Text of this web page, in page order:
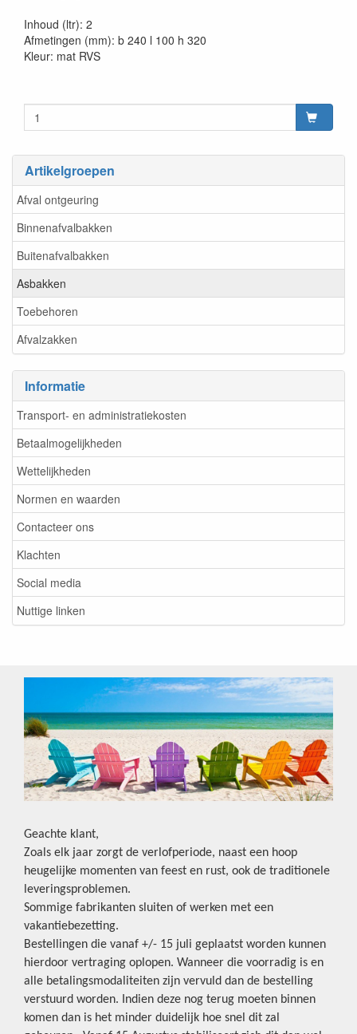
Artikelgroepen
Afval ontgeuring
Binnenafvalbakken
Buitenafvalbakken
Asbakken
Toebehoren
Afvalzakken
Informatie
Transport- en administratiekosten
Betaalmogelijkheden
Wettelijkheden
Normen en waarden
Contacteer ons
Klachten
Social media
Nuttige linken
Inhoud (ltr): 2
Afmetingen (mm): b 240 l 100 h 320
Kleur: mat RVS
Geachte klant,
Zoals elk jaar zorgt de verlofperiode, naast een hoop
heugelijke momenten van feest en rust, ook de traditionele
leveringsproblemen.
Sommige fabrikanten sluiten of werken met een
vakantiebezetting.
Bestellingen die vanaf +/- 15 juli geplaatst worden kunnen
hierdoor vertraging oplopen. Wanneer die voorradig is en
alle betalingsmodaliteiten zijn vervuld dan de bestelling
verstuurd worden. Indien deze nog terug moeten binnen
komen dan is het minder duidelijk hoe snel dit zal